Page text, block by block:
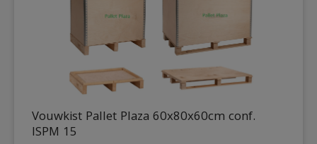
Vouwkist Pallet Plaza 60x80x60cm conf.
ISPM 15